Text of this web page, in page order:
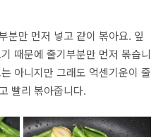
분만 먼저 넣고 같이 볶아요. 잎
때문에 줄기부분만 먼저 볶습니
아니지만 그래도 억센기운이 줄
빨리 볶아줍니다.